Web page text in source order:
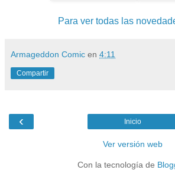
Para ver todas las
Armageddon Comic en 4:11
Compartir
‹ Inicio
Ver versión web
Con la tecnología de